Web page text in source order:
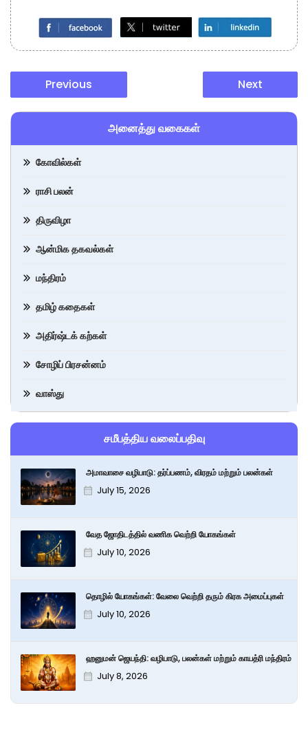
Previous Next
அனைத்து வகைகள்
கோவில்கள்
ராசி பலன்
திருவிழா
ஆன்மிக தகவல்கள்
மந்திரம்
தமிழ் கதைகள்
அதிர்ஷ்டக் கற்கள்
சோழிப் பிரசன்னம்
வாஸ்து
சமீபத்திய வலைப்பதிவு
அமாவாசை வழிபாடு: தர்ப்பணம், விரதம் மற்றும் பலன்கள்
July 15, 2026
வேத ஜோதிடத்தில் வணிக வெற்றி யோகங்கள்
July 10, 2026
தொழில் யோகங்கள்: வேலை வெற்றி தரும் கிரக அமைப்புகள்
July 10, 2026
ஹனுமன் ஜெயந்தி: வழிபாடு, பலன்கள் மற்றும் காயத்ரி மந்திரம்
July 8, 2026